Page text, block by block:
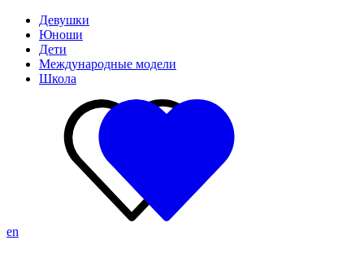
Девушки
Юноши
Дети
Международные модели
Школа
en